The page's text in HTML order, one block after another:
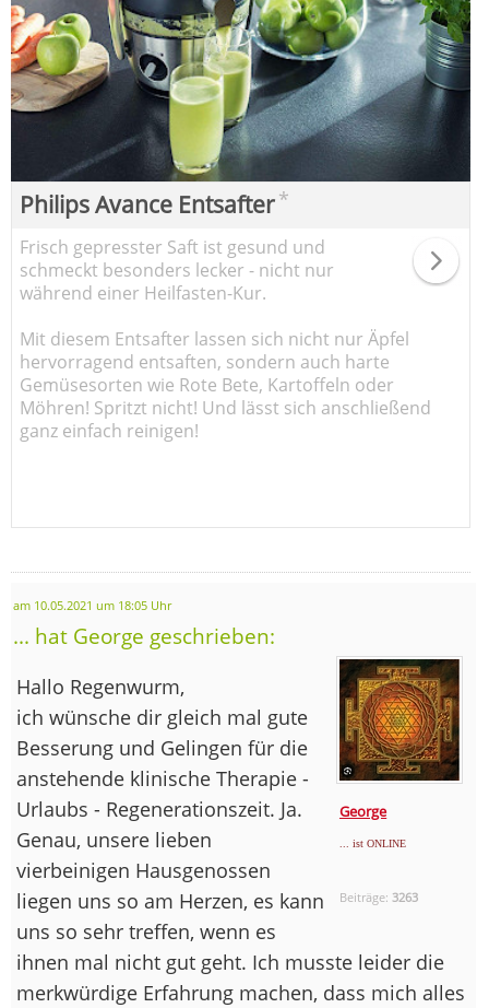
Philips Avance Entsafter*
Frisch gepresster Saft ist gesund und
schmeckt besonders lecker - nicht nur
während einer Heilfasten-Kur.
Mit diesem Entsafter lassen sich nicht nur Äpfel
hervorragend entsaften, sondern auch harte
Gemüsesorten wie Rote Bete, Kartoffeln oder
Möhren! Spritzt nicht! Und lässt sich anschließend
ganz einfach reinigen!
am 10.05.2021 um 18:05 Uhr
... hat George geschrieben:
George
... ist ONLINE
Beiträge:3263
Hallo Regenwurm,
ich wünsche dir gleich mal gute
Besserung und Gelingen für die
anstehende klinische Therapie -
Urlaubs - Regenerationszeit. Ja.
Genau, unsere lieben
vierbeinigen Hausgenossen
liegen uns so am Herzen, es kann
uns so sehr treffen, wenn es
ihnen mal nicht gut geht. Ich musste leider die
merkwürdige Erfahrung machen, dass mich alles